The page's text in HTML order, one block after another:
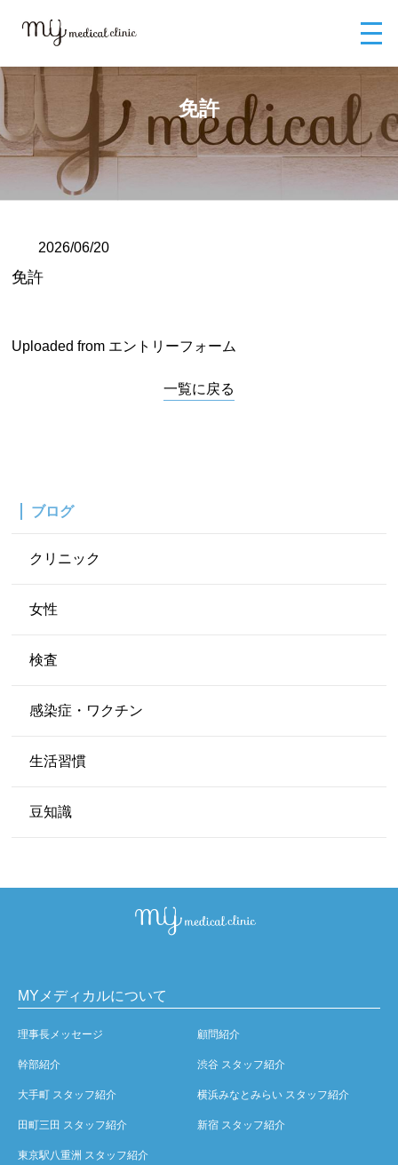
免許
2026/06/20
免許
Uploaded from エントリーフォーム
一覧に戻る
ブログ
クリニック
女性
検査
感染症・ワクチン
生活習慣
豆知識
MYメディカルについて
理事長メッセージ 顧問紹介
幹部紹介 渋谷 スタッフ紹介
大手町 スタッフ紹介 横浜みなとみらい スタッフ紹介
田町三田 スタッフ紹介 新宿 スタッフ紹介
東京駅八重洲 スタッフ紹介